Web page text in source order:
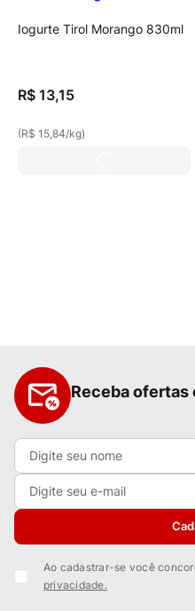
Iogurte Tirol Morango 830ml
R$ 13,15
(R$ 15,84/kg)
Receba
Ao cadastrar-se você
privacidade.